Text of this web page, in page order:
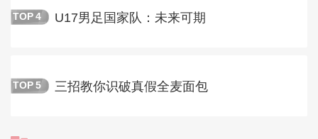
TOP 4 U17男足国家队：未来可期
TOP 5 三招教你识破真假全麦面包